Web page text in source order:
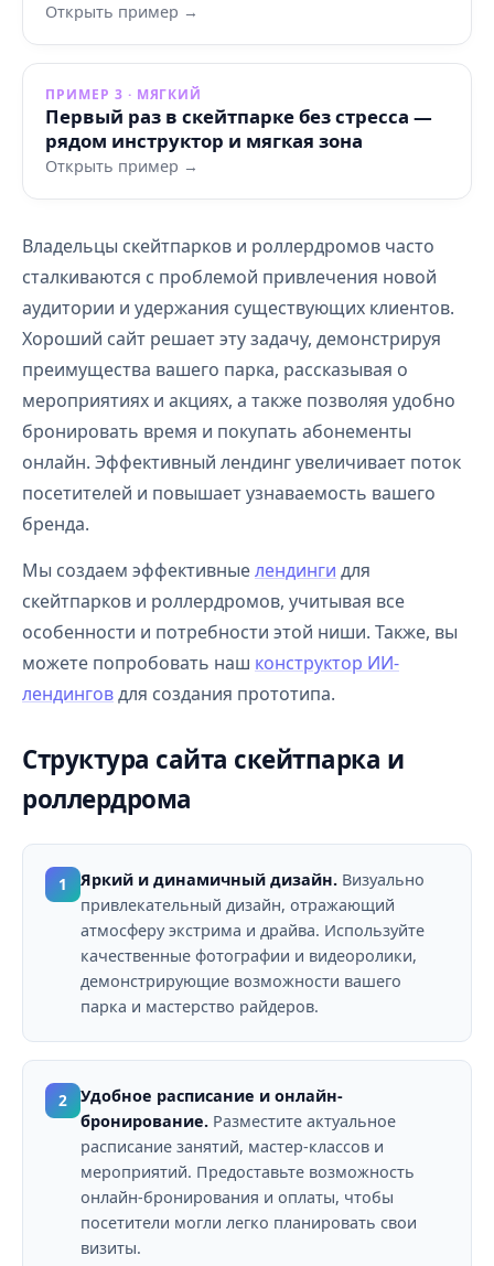
Открыть пример →
ПРИМЕР 3 · МЯГКИЙ
Первый раз в скейтпарке без стресса —
рядом инструктор и мягкая зона
Открыть пример →
Владельцы скейтпарков и роллердромов часто
сталкиваются с проблемой привлечения новой
аудитории и удержания существующих клиентов.
Хороший сайт решает эту задачу, демонстрируя
преимущества вашего парка, рассказывая о
мероприятиях и акциях, а также позволяя удобно
бронировать время и покупать абонементы
онлайн. Эффективный лендинг увеличивает поток
посетителей и повышает узнаваемость вашего
бренда.
Мы создаем эффективныелендинги для
скейтпарков и роллердромов, учитывая все
особенности и потребности этой ниши. Также, вы
можете попробовать наш конструктор ИИ-
лендинговдля создания прототипа.
Структура сайта скейтпарка и
роллердрома
1 Яркий и динамичный дизайн. Визуально
привлекательный дизайн, отражающий
атмосферу экстрима и драйва. Используйте
качественные фотографии и видеоролики,
демонстрирующие возможности вашего
парка и мастерство райдеров.
2
Удобное расписание и онлайн-
бронирование. Разместите актуальное
расписание занятий, мастер-классов и
мероприятий. Предоставьте возможность
онлайн-бронирования и оплаты, чтобы
посетители могли легко планировать свои
визиты.